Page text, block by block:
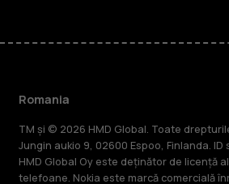
Romania
TM și © 2026 HMD Global. Toate
Jungin aukio 9, 02600 Espoo, Finlanda.
HMD Global Oy este deținător de licență
telefoane. Nokia este marcă comercială